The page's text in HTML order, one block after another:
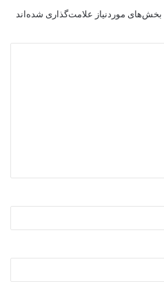
بخش‌های موردنیاز علامت‌گذاری شده‌اند